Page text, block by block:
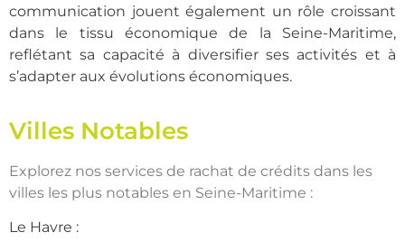
communication jouent également un rôle croissant
dans le tissu économique de la Seine-Maritime,
reflétant sa capacité à diversifier ses activités et à
s’adapter aux évolutions économiques.
Villes Notables
Explorez nos services de rachat de crédits dans les
villes les plus notables en Seine-Maritime :
Le Havre :